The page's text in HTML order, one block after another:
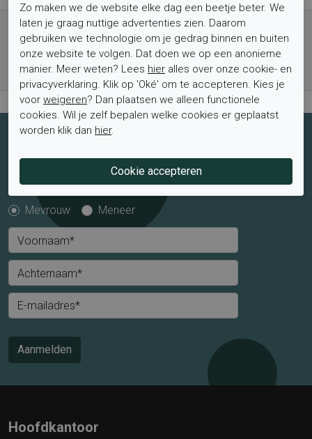
Gratis verzending vanaf € 59,- (voor NL)
Bestel nu, betaal achteraf met Klarna
Levertijd 1-2 werkdagen*
Retourtermijn van 2 weken
Schrijf je in voor de nieuwsbrief en blijf op de hoogte van de
laatste aanbiedingen en trends.
Mevrouw Meneer
Voornaam*
Achternaam*
E-mailadres*
Aanmelden
Hoofdkantoor
Zo maken we de website elke dag een beetje beter. We
laten je graag nuttige advertenties zien. Daarom
gebruiken we technologie om je gedrag binnen en buiten
onze website te volgen. Dat doen we op een anonieme
manier. Meer weten? Lees hier alles over onze cookie- en
privacyverklaring. Klik op 'Oké' om te accepteren. Kies je
voor weigeren? Dan plaatsen we alleen functionele
cookies. Wil je zelf bepalen welke cookies er geplaatst
worden klik dan hier.